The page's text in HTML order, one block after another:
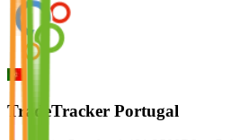
TradeTracker Portugal